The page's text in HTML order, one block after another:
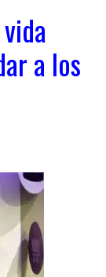
a los